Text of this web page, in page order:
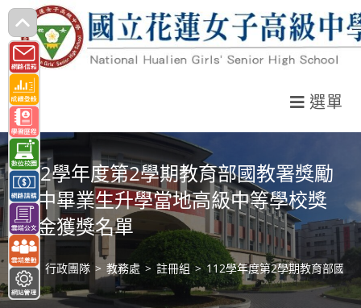
跳
轉
至
主
要
內
容
選單
112學年度第2學期教育部國教署獎勵
國中畢業生升學當地高級中等學校獎
學金獲獎名單
> 行政團隊 > 教務處 > 註冊組 > 112學年度第2學期教育部國